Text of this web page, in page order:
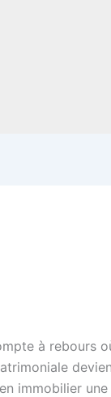
à rebours
immobilier